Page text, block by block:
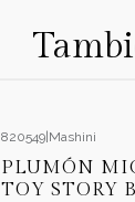
820549 Mashini
PLUMÓN
TOY STORY